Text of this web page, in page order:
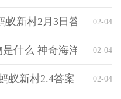
蚁新村2月3日答案最新
02-04
什么 神奇海洋2月4日
02-04
蚁新村2.4答案 02-04